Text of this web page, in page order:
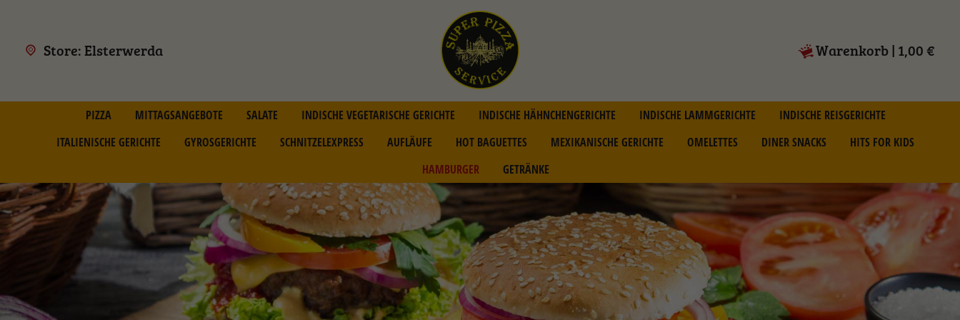
Store: Elsterwerda Warenkorb 1,00 €
PIZZA MITTAGSANGEBOTE SALATE INDISCHE VEGETARISCHE GERICHTE INDISCHE HÄHNCHENGERICHTE INDISCHE LAMMGERICHTE
INDISCHE REISGERICHTE
ITALIENISCHE GERICHTE
GYROSGERICHTE SCHNITZELEXPRESS AUFLÄUFE HOT BAGUETTES MEXIKANISCHE GERICHTE OMELETTES DINER SNACKS
HITS FOR KIDS
HAMBURGER
GETRÄNKE